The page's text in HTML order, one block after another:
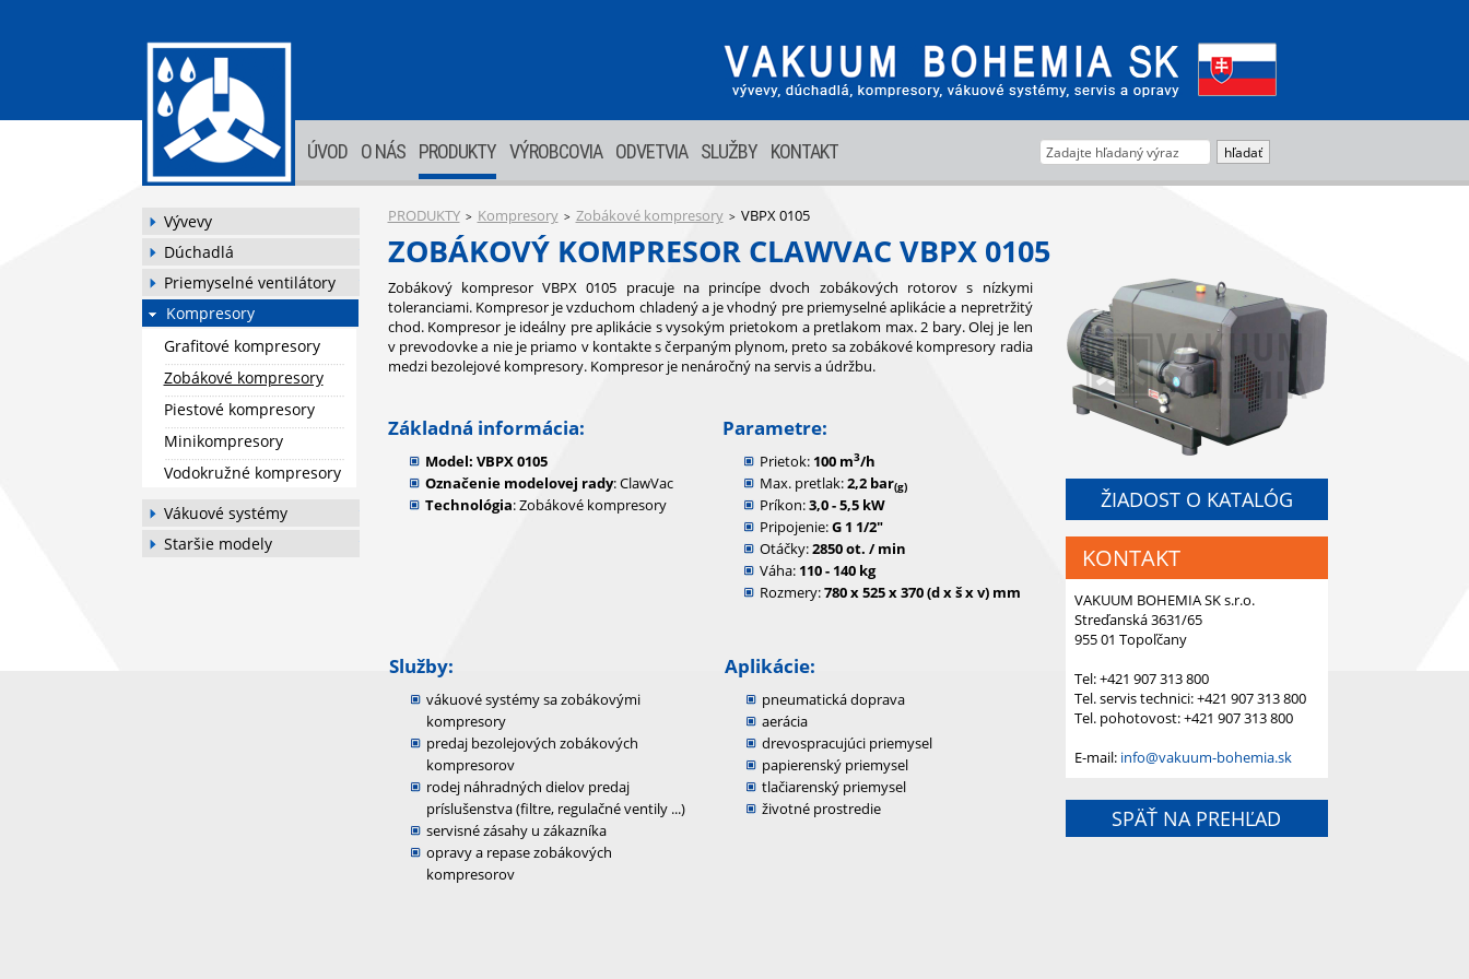
ÚVOD O NÁS PRODUKTY VÝROBCOVIA ODVETVIA SLUŽBY KONTAKT
Vývevy
Dúchadlá
Priemyselné ventilátory
Kompresory
Grafitové kompresory
Zobákové kompresory
Piestové kompresory
Minikompresory
Vodokružné kompresory
Vákuové systémy
Staršie modely
PRODUKTY > Kompresory > Zobákové kompresory > VBPX 0105
ZOBÁKOVÝ KOMPRESOR CLAWVAC VBPX 0105
Zobákový kompresor VBPX 0105 pracuje na princípe dvoch zobákových rotorov s nízkymi
toleranciami. Kompresor je vzduchom chladený a je vhodný pre priemyselné aplikácie a nepretržitý
chod. Kompresor je ideálny pre aplikácie s vysokým prietokom a pretlakom max. 2 bary. Olej je len
v prevodovke a nie je priamo v kontakte s čerpaným plynom, preto sa zobákové kompresory radia
medzi bezolejové kompresory. Kompresor je nenáročný na servis a údržbu.
Základná informácia:
Model: VBPX 0105
Označenie modelovej rady: ClawVac
Technológia: Zobákové kompresory
Parametre:
Prietok: 100 m3/h
Max. pretlak:2,2 bar(g)
Príkon:3,0 - 5,5 kW
Pripojenie:G 1 1/2"
Otáčky:2850 ot. / min
Váha: 110 - 140 kg
Rozmery:780 x 525 x 370 (d x š x v) mm
Služby:
vákuové systémy sa zobákovými
kompresory
predaj bezolejových zobákových
kompresorov
rodej náhradných dielov predaj
príslušenstva (filtre, regulačné ventily ...)
servisné zásahy u zákazníka
opravy a repase zobákových
kompresorov
Aplikácie:
pneumatická doprava
aerácia
drevospracujúci priemysel
papierenský priemysel
tlačiarenský priemysel
životné prostredie
ŽIADOST O KATALÓG
KONTAKT
VAKUUM BOHEMIA SK s.r.o.
Streďanská 3631/65
955 01 Topoľčany
Tel: +421 907 313 800
Tel. servis technici: +421 907 313 800
Tel. pohotovost: +421 907 313 800
E-mail: info@vakuum-bohemia.sk
SPÄŤ NA PREHĽAD